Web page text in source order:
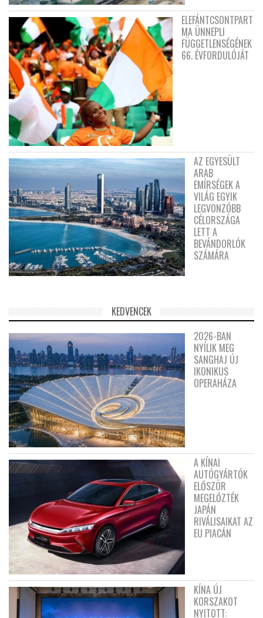
ELEFÁNTCSONTPART
MA ÜNNEPLI
FÜGGETLENSÉGÉNEK
66. ÉVFORDULÓJÁT
AZ EGYESÜLT
ARAB
EMÍRSÉGEK A
VILÁG EGYIK
LEGVONZÓBB
CÉLORSZÁGA
LETT A
BEVÁNDORLÓK
SZÁMÁRA
KEDVENCEK
2026-BAN
NYÍLIK MEG
SANGHAJ ÚJ
IKONIKUS
OPERAHÁZA
A KÍNAI
AUTÓGYÁRTÓK
ELŐSZÖR
MEGELŐZTÉK
JAPÁN
RIVÁLISAIKAT AZ
EU PIACÁN
KÍNA ÚJ
KORSZAKOT
NYITOTT: